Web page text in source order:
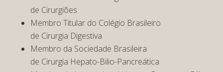
de Cirurgiões
Membro Titular do Colégio Brasileiro
de Cirurgia Digestiva
Membro da Sociedade Brasileira
de Cirurgia Hepato-Bilio-Pancreática